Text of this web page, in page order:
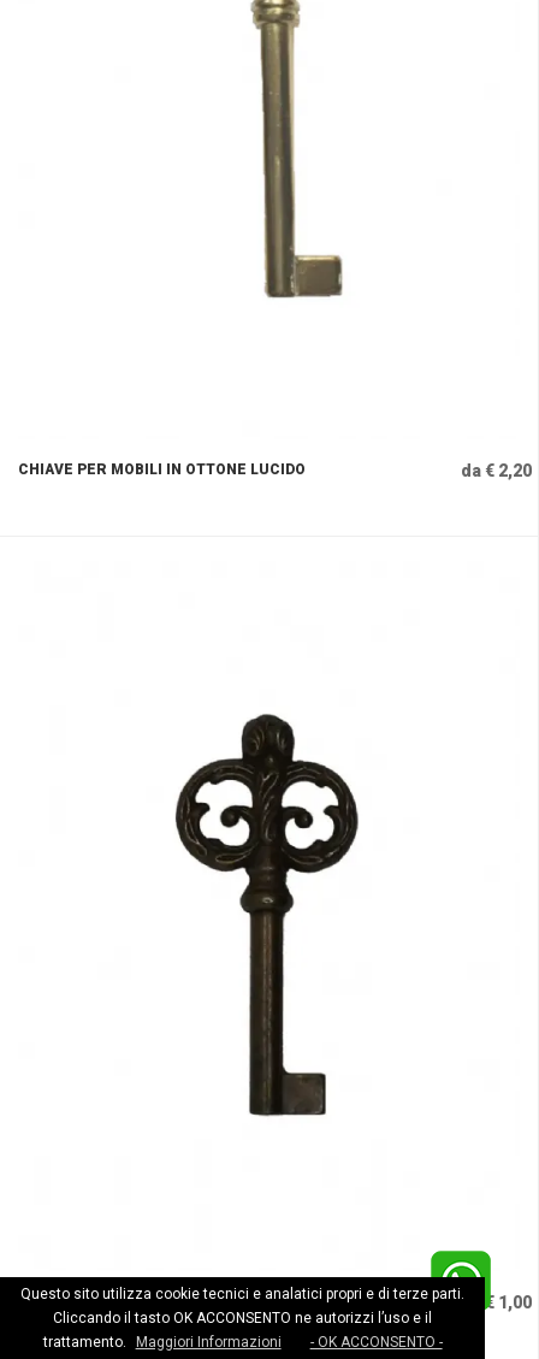
CHIAVE PER MOBILI IN OTTONE LUCIDO da € 2,20
CHIAVE PER MOBILE IN STILE da € 1,00
Questo sito utilizza cookie tecnici e analatici propri e di terze parti.
Cliccando il tasto OK ACCONSENTO ne autorizzi l’uso e il
trattamento.
Maggiori Informazioni - OK ACCONSENTO -